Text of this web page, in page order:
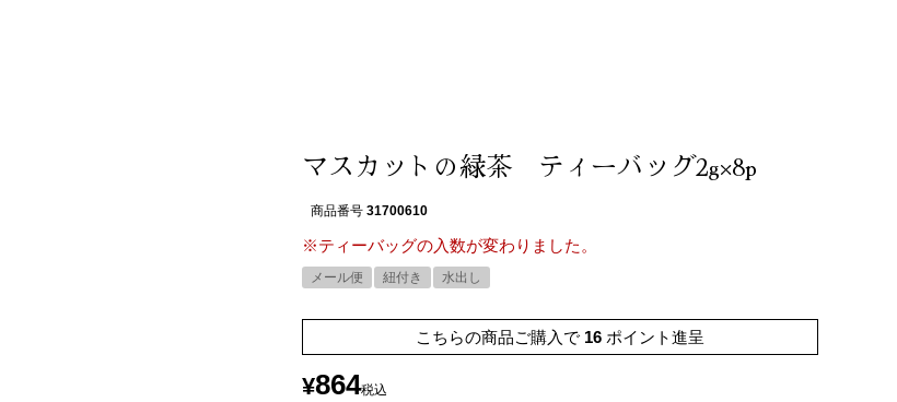
マスカットの緑茶 ティーバッグ2g×8p
商品番号 31700610
※ティーバッグの入数が変わりました。
メール便 紐付き 水出し
こちらの商品ご購入で 16 ポイント進呈
¥864税込